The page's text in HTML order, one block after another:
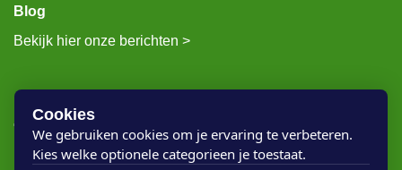
Blog
Bekijk hier onze berichten >
Rigostep Skylt
Cookies
We gebruiken cookies om je ervaring te verbeteren.
Kies welke optionele categorieen je toestaat.